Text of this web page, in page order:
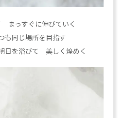
まっすぐに伸びていく
同じ場所を目指す
日を浴びて 美しく煌めく